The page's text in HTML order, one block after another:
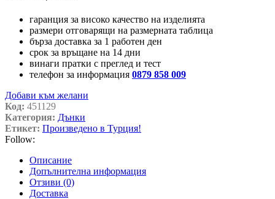
гаранция за високо качество на изделията
размери отговарящи на размерната таблица
бърза доставка за 1 работен ден
срок за връщане на 14 дни
винаги пратки с преглед и тест
телефон за информация 0879 858 009
Добави към желани
Код: 451129
Категория: Дънки
Етикет: Произведено в Турция!
Follow:
Описание
Допълнителна информация
Отзиви (0)
Доставка